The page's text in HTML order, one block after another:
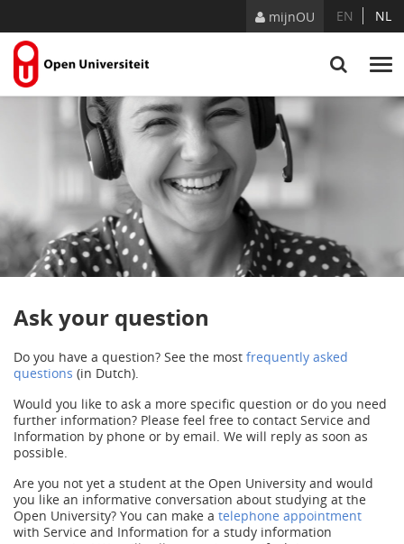
mijnOU EN NL
Ask your question
Do you have a question? See the most frequently asked
questions (in Dutch).
Would you like to ask a more specific question or do you need
further information? Please feel free to contact Service and
Information by phone or by email. We will reply as soon as
possible.
Are you not yet a student at the Open University and would
you like an informative conversation about studying at the
Open University? You can make a telephone appointment
with Service and Information for a study information